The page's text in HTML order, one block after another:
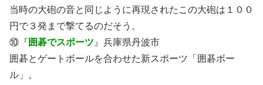
当時の大砲の音と同じように再現されたこの大砲は１００
円で３発まで撃てるのだそう。
⑩『 囲碁でスポーツ 』兵庫県丹波市
囲碁とゲートボールを合わせた新スポーツ「囲碁ボー
ル」。